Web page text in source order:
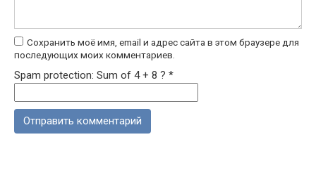
Сохранить моё имя, email и адрес сайта в этом браузере для
последующих моих комментариев.
Spam protection: Sum of 4 + 8 ? *